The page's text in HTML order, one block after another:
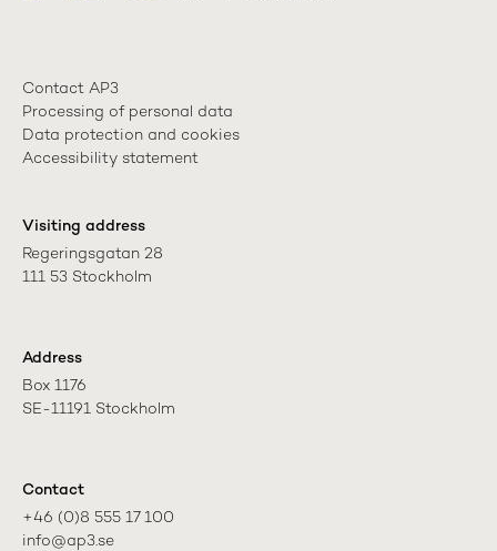
Contact AP3
Processing of personal data
Data protection and cookies
Accessibility statement
Visiting address
Regeringsgatan 28
111 53 Stockholm
Address
Box 1176
SE-11191 Stockholm
Contact
+46 (0)8 555 17 100
info@ap3.se